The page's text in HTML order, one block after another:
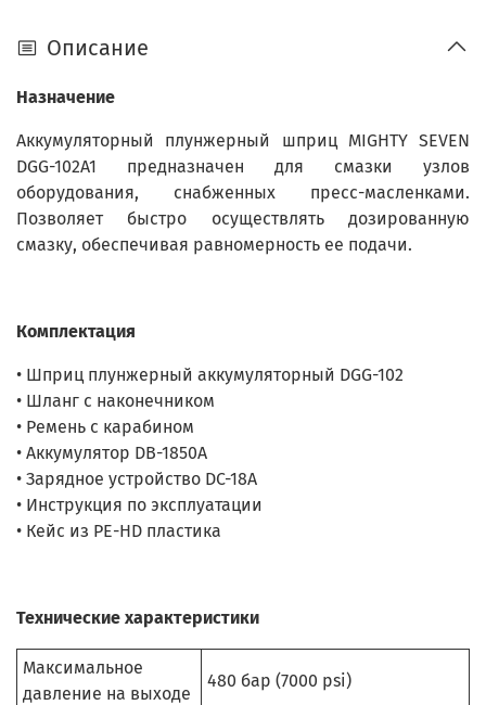
Описание
Назначение
Аккумуляторный плунжерный шприц MIGHTY SEVEN
DGG-102A1 предназначен для смазки узлов
оборудования, снабженных пресс-масленками.
Позволяет быстро осуществлять дозированную
смазку, обеспечивая равномерность ее подачи.
Комплектация
• Шприц плунжерный аккумуляторный DGG-102
• Шланг с наконечником
• Ремень с карабином
• Аккумулятор DB-1850A
• Зарядное устройство DC-18A
• Инструкция по эксплуатации
• Кейс из PE-HD пластика
Технические характеристики
Максимальное
давление на выходе
480 бар (7000 psi)